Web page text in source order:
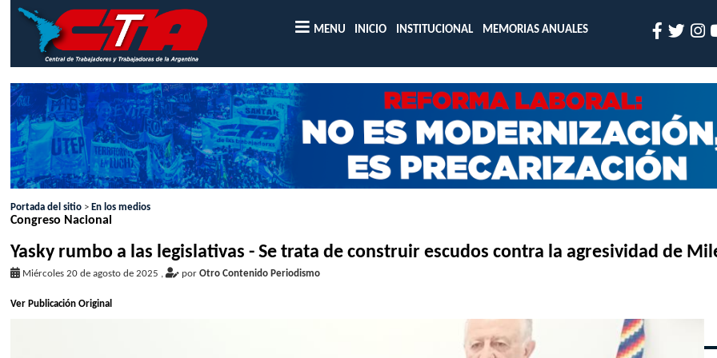
MENU INICIO INSTITUCIONAL MEMORIAS ANUALES
Portada del sitio > En los medios
Congreso Nacional
Yasky rumbo a las legislativas - Se trata de construir escudos contra la agresividad de
Miércoles 20 de agosto de 2025 , porOtro Contenido Periodismo
Ver Publicación Original